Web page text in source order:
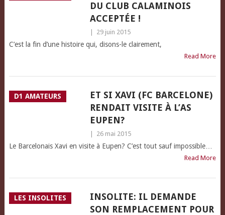
DU CLUB CALAMINOIS
ACCEPTÉE !
29 juin 2015
C’est la fin d’une histoire qui, disons-le clairement,
Read More
D1 AMATEURS
ET SI XAVI (FC BARCELONE)
RENDAIT VISITE À L’AS
EUPEN?
26 mai 2015
Le Barcelonais Xavi en visite à Eupen? C’est tout sauf impossible…
Read More
LES INSOLITES
INSOLITE: IL DEMANDE
SON REMPLACEMENT POUR